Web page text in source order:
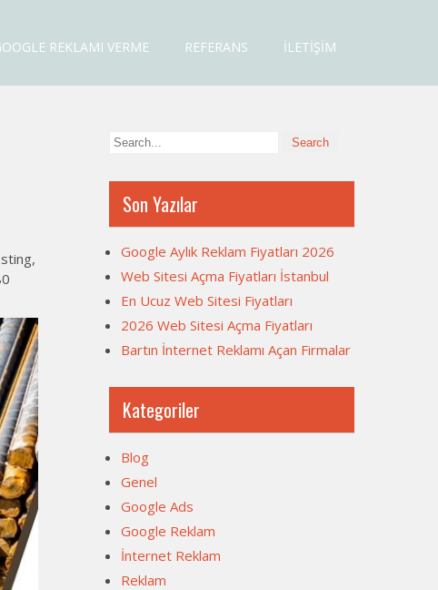
REKLAMI VERME REFERANS İLETIŞIM
Son Yazılar
Google Aylık Reklam Fiyatları 2026
Web Sitesi Açma Fiyatları İstanbul
En Ucuz Web Sitesi Fiyatları
2026 Web Sitesi Açma Fiyatları
Bartın İnternet Reklamı Açan Firmalar
Kategoriler
Blog
Genel
Google Ads
Google Reklam
İnternet Reklam
Reklam